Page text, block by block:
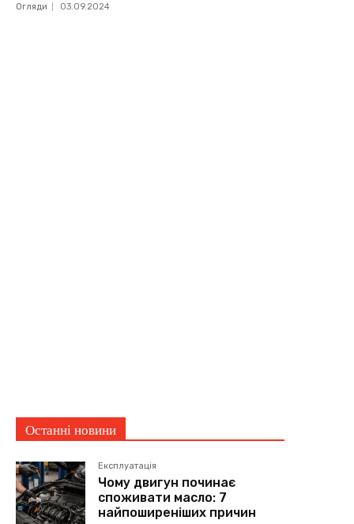
Огляди 03.09.2024
Останні новини
Експлуатація
Чому двигун починає
споживати масло: 7
найпоширеніших причин